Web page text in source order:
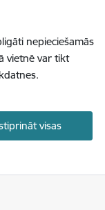
nepieciešamās
vietnē var tikt
visas